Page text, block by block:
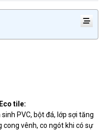
tile:
PVC, bột đá, lớp sợi tăng
cong vênh, co ngót khi có sự